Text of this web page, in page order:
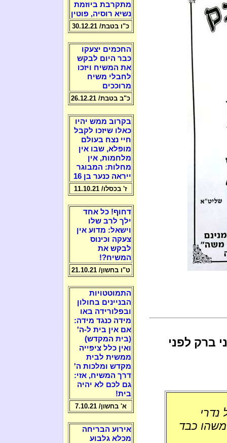
ברק לפני
כבד
מתקרבת ביוזמת
נשיא רוסיה, פוטין
כ"ו בטבת/ 30.12.21
החכמים יצעקו
כבר היום לבקש
את המשיח ויזכו
לחבלי משיח
מרוככים
כ"ב בטבת/ 26.12.21
בקרוב ממש יהיו
כאלו שיזכו לקבל
חיי נצח בעולם
מופלא, שבו אין
מלחמות, אין
מחלות: המבוגר
ייראה כנער בן 16
ז' בכסלו/ 11.10.21
דחוף! כל אחד
ילך לרב שלו
וישאל: מדוע אין
צעקה וכינוס
לבקש את
המשיח?!
ט"ו בחשון/ 21.10.21
התמוטטויות
הבניינים בחולון
ובפלורידה באו
מידה כנגד מידה:
אם אין בית ל-ה'
(בית המקדש)
ואין כלל ציפייה
ממשית לבית
מקדש ומלכות ה'
דרך המשיח, אזי:
גם לכם לא יהיה
בית!
א' בחשון/ 7.10.21
אירוע הבריחה
מכלא גלבוע